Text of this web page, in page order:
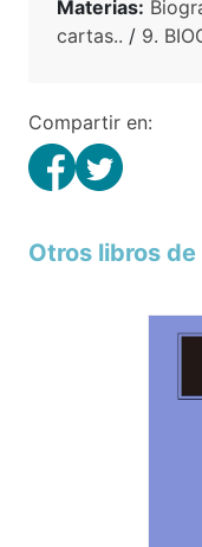
Materias:
cartas.. / 9.
Compartir en:
Otros libros de